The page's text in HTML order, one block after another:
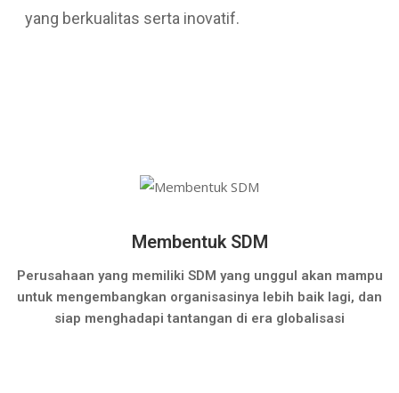
yang berkualitas serta inovatif.
Membentuk SDM
Perusahaan yang memiliki SDM yang unggul akan mampu
untuk mengembangkan organisasinya lebih baik lagi, dan
siap menghadapi tantangan di era globalisasi